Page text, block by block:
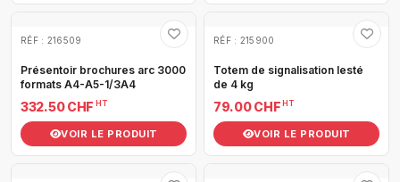
RÉF : 216509
Présentoir brochures arc 3000
formats A4-A5-1/3A4
332.50 CHF HT
VOIR LE PRODUIT
RÉF : 215900
Totem de signalisation lesté
de 4 kg
79.00 CHF HT
VOIR LE PRODUIT